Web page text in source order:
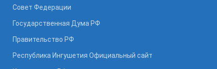
Совет Федерации
Государственная Дума РФ
Правительство РФ
Республика Ингушетия Официальный сайт